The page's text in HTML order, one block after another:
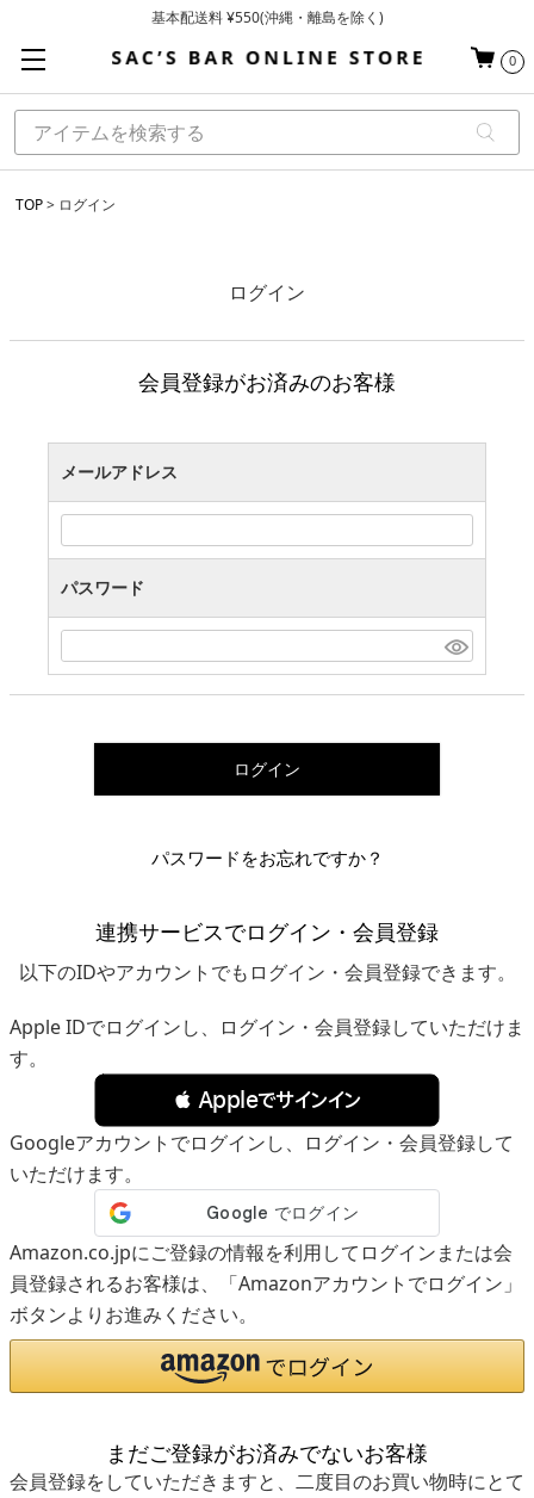
基本配送料 ¥550(沖縄・離島を除く)
お買い上げ合計¥3,980以上で送料無料
0
TOP ログイン
ログイン
会員登録がお済みのお客様
メールアドレス
パスワード
ログイン
パスワードをお忘れですか？
連携サービスでログイン・会員登録
以下のIDやアカウントでもログイン・会員登録できます。
Apple IDでログインし、ログイン・会員登録していただけま
す。
 Appleでサインイン
Googleアカウントでログインし、ログイン・会員登録して
いただけます。
Amazon.co.jpにご登録の情報を利用してログインまたは会
員登録されるお客様は、「Amazonアカウントでログイン」
ボタンよりお進みください。
まだご登録がお済みでないお客様
会員登録をしていただきますと、二度目のお買い物時にとて